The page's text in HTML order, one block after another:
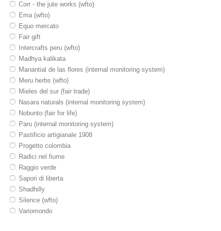
Alimentari-snack salati
Bigiotteria
Biglietti
Bomboniere
Borse e accessori collezioni pelle
Candele incensi
Cartoleria portafoto album
Cosmesi igiene e cura persona
Mobili e arredamento
Presepi e decorazioni
Sacchetti sporte
Strumenti musicali
Kenya
Messico
Peru
Sud africa
Corr - the jute works (wfto)
Ema (wfto)
Equo mercato
Fair gift
Intercrafts peru (wfto)
Madhya kalikata
Manantial de las flores (internal monitoring system)
Meru herbs (wfto)
Mieles del sur (fair trade)
Nasara naturals (internal monitoring system)
Nobunto (fair for life)
Paru (internal monitoring system)
Pastificio artigianale 1908
Progetto colombia
Radici nel fiume
Raggio verde
Sapori di liberta
Shadhilly
Silence (wfto)
Variomondo